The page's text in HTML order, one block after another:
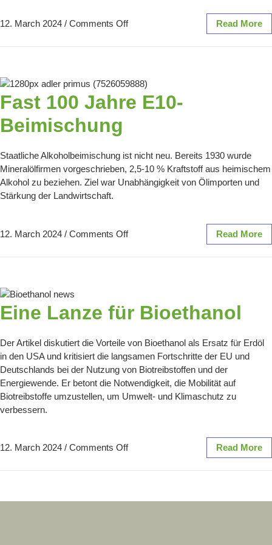
12. March 2024 / Comments Off Read More
Fast 100 Jahre E10-
Beimischung
Staatliche Alkoholbeimischung ist nicht neu. Bereits 1930 wurde
Mineralölfirmen vorgeschrieben, 2,5-10 % Kraftstoff aus heimischem
Alkohol zu beziehen. Ziel war Unabhängigkeit von Ölimporten und
Stärkung der Landwirtschaft.
12. March 2024 / Comments Off Read More
Eine Lanze für Bioethanol
Der Artikel diskutiert die Vorteile von Bioethanol als Ersatz für Erdöl
in den USA und kritisiert die langsamen Fortschritte der EU und
Deutschlands bei der Nutzung von Biotreibstoffen und der
Energiewende. Er betont die Notwendigkeit, die Mobilität auf
Biotreibstoffe umzustellen, um Umwelt- und Klimaschutz zu
verbessern.
12. March 2024 / Comments Off Read More